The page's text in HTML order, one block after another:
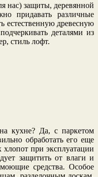
нас) защиты, деревянной
придавать различные
естественную древесную
деталями из
стиль лофт.
кухне? Да, с паркетом
обработать его еще
при эксплуатации
защитить от влаги и
средства. Особое